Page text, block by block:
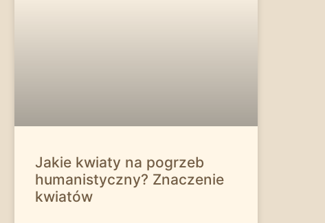
Jakie kwiaty na pogrzeb
humanistyczny? Znaczenie
kwiatów